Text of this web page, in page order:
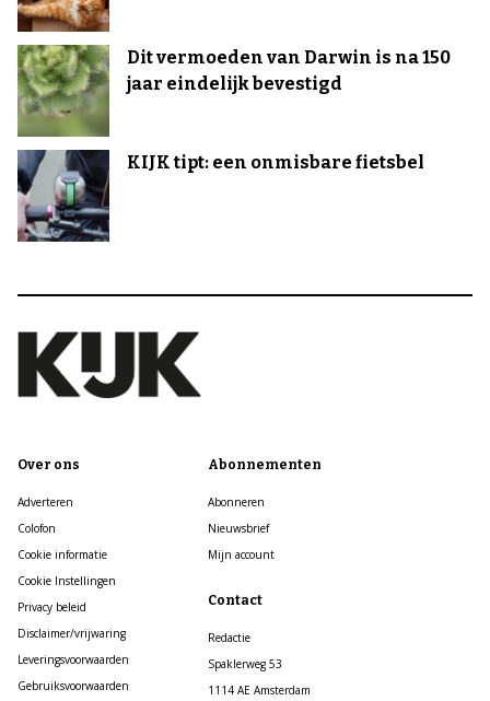
Dit vermoeden van Darwin is na 150
jaar eindelijk bevestigd
KIJK tipt: een onmisbare fietsbel
Over ons
Adverteren
Colofon
Cookie informatie
Cookie Instellingen
Privacy beleid
Disclaimer/vrijwaring
Leveringsvoorwaarden
Gebruiksvoorwaarden
Abonnementen
Abonneren
Nieuwsbrief
Mijn account
Contact
Redactie
Spaklerweg 53
1114 AE Amsterdam